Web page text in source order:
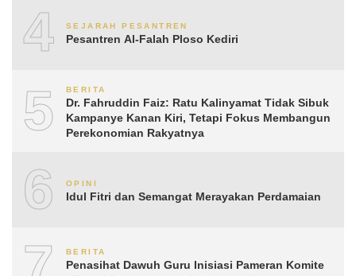
4 SEJARAH PESANTREN
Pesantren Al-Falah Ploso Kediri
5 BERITA
Dr. Fahruddin Faiz: Ratu Kalinyamat Tidak Sibuk
Kampanye Kanan Kiri, Tetapi Fokus Membangun
Perekonomian Rakyatnya
6 OPINI
Idul Fitri dan Semangat Merayakan Perdamaian
BERITA
Penasihat Dawuh Guru Inisiasi Pameran Komite